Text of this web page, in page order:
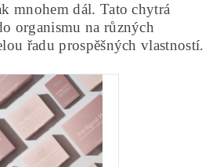
mnohem dál. Tato chytrá
organismu na různých
řadu prospěšných vlastností.